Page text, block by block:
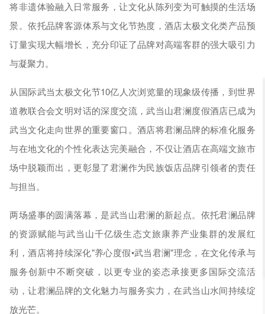
将非遗体验融入日常服务，让文化从陈列变为可触摸的生活场
景。依托品牌客源体系与文化节热度，酒店太极文化类产品预
订量实现大幅增长，充分印证了品牌对高端客群的强大吸引力
与凝聚力。
从国际武当太极文化节10亿人次浏览量的现象级传播，到世界
道教联合会文明对话的深度交流，武当山君澜度假酒店已成为
武当文化走向世界的重要窗口。酒店将君澜品牌的标准化服务
与在地文化的个性化表达完美融合，不仅让酒店在高端文旅市
场中脱颖而出，更彰显了君澜作为民族饭店品牌引领者的责任
与担当。
两场盛事的圆满落幕，是武当山君澜的新起点。依托君澜品牌
的资源赋能与武当山千亿级生态文旅康养产业集群的发展红
利，酒店将持续深化"养心度假•武当君澜"理念，在文化传承与
服务创新中不断突破，以更专业的姿态承接更多国际交流活
动，让君澜品牌的文化魅力与服务实力，在武当山水间持续绽
放光芒。